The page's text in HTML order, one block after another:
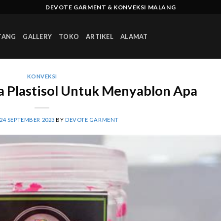
DEVOTE GARMENT & KONVEKSI MALANG
GALLERY TOKO ARTIKEL ALAMAT
KONVEKSI
Plastisol Untuk Menyablon Apa
24 SEPTEMBER 2023 BYDEVOTE GARMENT